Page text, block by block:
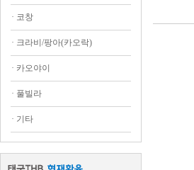
· 코창
· 크라비/팡아(카오락)
· 카오야이
· 풀빌라
· 기타